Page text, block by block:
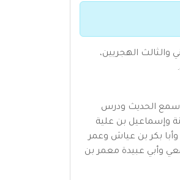
والثالث الهجريين،
عبيد العلم وسمع الحديث ودرس
عيينة وإسماعيل بن علية
بكر بن عياش وعمر
وأبي عبيدة معمر بن